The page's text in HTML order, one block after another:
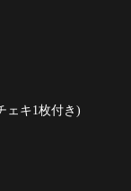
ェキ1枚付き)